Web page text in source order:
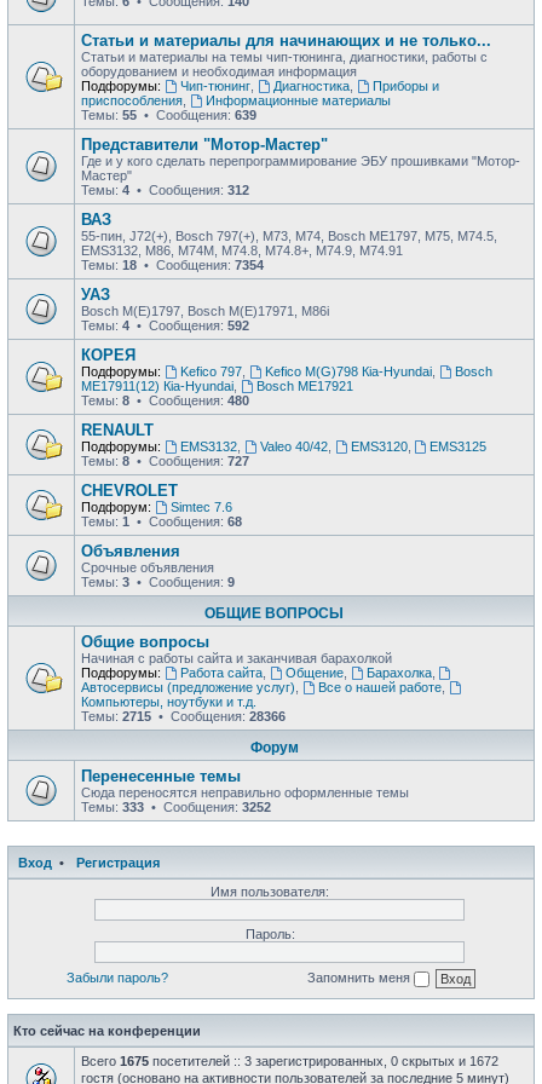
Статьи и материалы для начинающих и не только...
Статьи и материалы на темы чип-тюнинга, диагностики, работы с
оборудованием и необходимая информация
Подфорумы:
Чип-тюнинг, Диагностика,
Приборы и
приспособления
Информационные материалы
Темы: 55 • Сообщения: 639
Представители "Мотор-Мастер"
Где и у кого сделать перепрограммирование ЭБУ прошивками "Мотор-
Мастер"
Темы: 4 • Сообщения: 312
ВАЗ
55-пин, J72(+), Bosch 797(+), М73, М74, Bosch ME1797, М75, М74.5,
EMS3132, М86, М74М, М74.8, М74.8+, М74.9, М74.91
Темы: 18 • Сообщения: 7354
УАЗ
Bosch M(E)1797, Bosch M(E)17971, М86i
Темы: 4 • Сообщения: 592
КОРЕЯ
Подфорумы: Kefico 797, Kefico M(G)798 Кia-Hyundai,
Bosch
ME17911(12) Кia-Hyundai
Bosch ME17921
Темы: 8 • Сообщения: 480
RENAULT
Подфорумы: EMS3132, Valeo 40/42, EMS3120,
EMS3125
Темы: 8 • Сообщения: 727
CHEVROLET
Подфорум:
Simtec 7.6
Темы: 1 • Сообщения: 68
Объявления
Срочные объявления
Темы: 3 • Сообщения: 9
ОБЩИЕ ВОПРОСЫ
Общие вопросы
Начиная с работы сайта и заканчивая барахолкой
Подфорумы:
Работа сайта, Общение, Барахолка,
Автосервисы (предложение услуг)
Все о нашей работе,
Компьютеры, ноутбуки и т.д.
Темы: 2715 • Сообщения: 28366
Форум
Перенесенные темы
Сюда переносятся неправильно оформленные темы
Темы: 333 • Сообщения: 3252
Вход •
Регистрация
Имя пользователя:
Пароль:
Забыли пароль? Запомнить меня
Кто сейчас на конференции
Всего 1675 посетителей :: 3 зарегистрированных, 0 скрытых и 1672
гостя (основано на активности пользователей за последние 5 минут)